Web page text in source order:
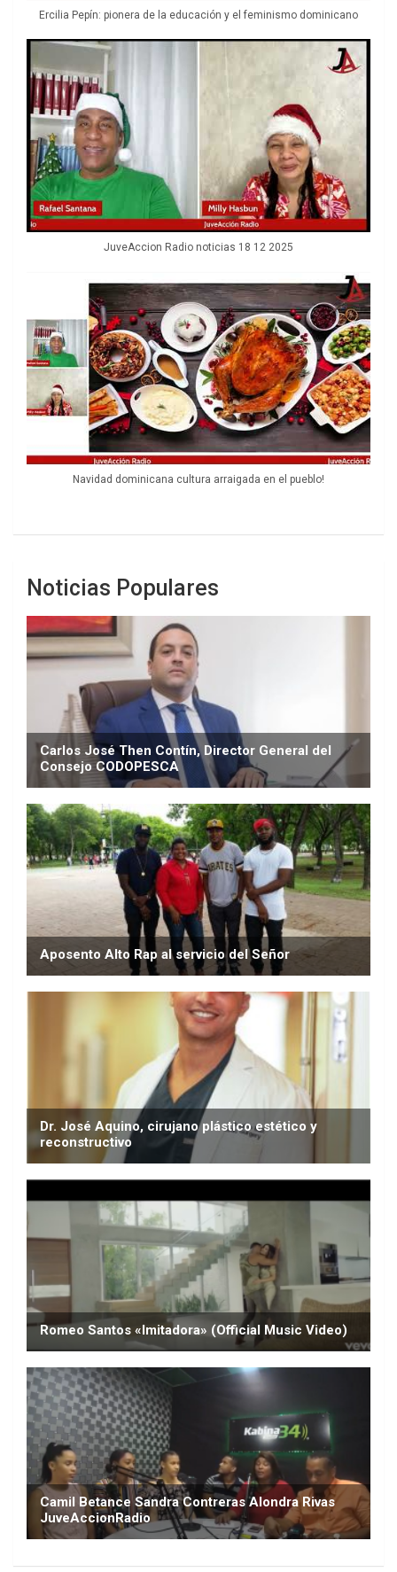
Ercilia Pepín: pionera de la educación y el feminismo dominicano
JuveAccion Radio noticias 18 12 2025
Navidad dominicana cultura arraigada en el pueblo!
Noticias Populares